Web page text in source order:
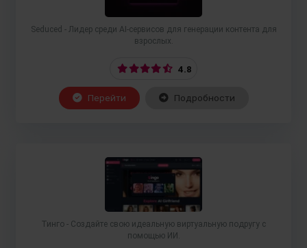
Seduced - Лидер среди AI-сервисов для генерации контента для
взрослых.
4.8
Перейти Подробности
Тинго - Создайте свою идеальную виртуальную подругу с
помощью ИИ.